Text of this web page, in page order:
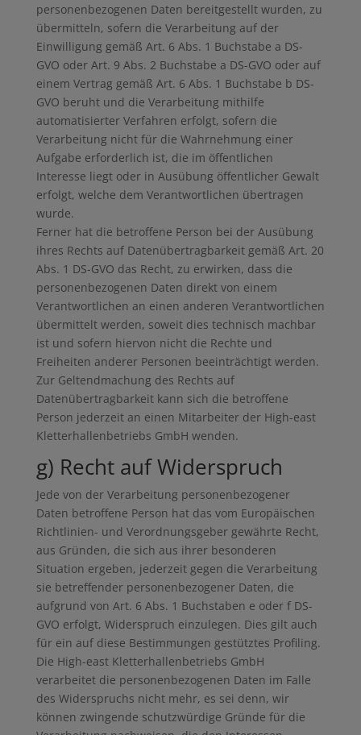
personenbezogenen Daten bereitgestellt wurden, zu
übermitteln, sofern die Verarbeitung auf der
Einwilligung gemäß Art. 6 Abs. 1 Buchstabe a DS-
GVO oder Art. 9 Abs. 2 Buchstabe a DS-GVO oder auf
einem Vertrag gemäß Art. 6 Abs. 1 Buchstabe b DS-
GVO beruht und die Verarbeitung mithilfe
automatisierter Verfahren erfolgt, sofern die
Verarbeitung nicht für die Wahrnehmung einer
Aufgabe erforderlich ist, die im öffentlichen
Interesse liegt oder in Ausübung öffentlicher Gewalt
erfolgt, welche dem Verantwortlichen übertragen
wurde.
Ferner hat die betroffene Person bei der Ausübung
ihres Rechts auf Datenübertragbarkeit gemäß Art. 20
Abs. 1 DS-GVO das Recht, zu erwirken, dass die
personenbezogenen Daten direkt von einem
Verantwortlichen an einen anderen Verantwortlichen
übermittelt werden, soweit dies technisch machbar
ist und sofern hiervon nicht die Rechte und
Freiheiten anderer Personen beeinträchtigt werden.
Zur Geltendmachung des Rechts auf
Datenübertragbarkeit kann sich die betroffene
Person jederzeit an einen Mitarbeiter der High-east
Kletterhallenbetriebs GmbH wenden.
g) Recht auf Widerspruch
Jede von der Verarbeitung personenbezogener
Daten betroffene Person hat das vom Europäischen
Richtlinien- und Verordnungsgeber gewährte Recht,
aus Gründen, die sich aus ihrer besonderen
Situation ergeben, jederzeit gegen die Verarbeitung
sie betreffender personenbezogener Daten, die
aufgrund von Art. 6 Abs. 1 Buchstaben e oder f DS-
GVO erfolgt, Widerspruch einzulegen. Dies gilt auch
für ein auf diese Bestimmungen gestütztes Profiling.
Die High-east Kletterhallenbetriebs GmbH
verarbeitet die personenbezogenen Daten im Falle
des Widerspruchs nicht mehr, es sei denn, wir
können zwingende schutzwürdige Gründe für die